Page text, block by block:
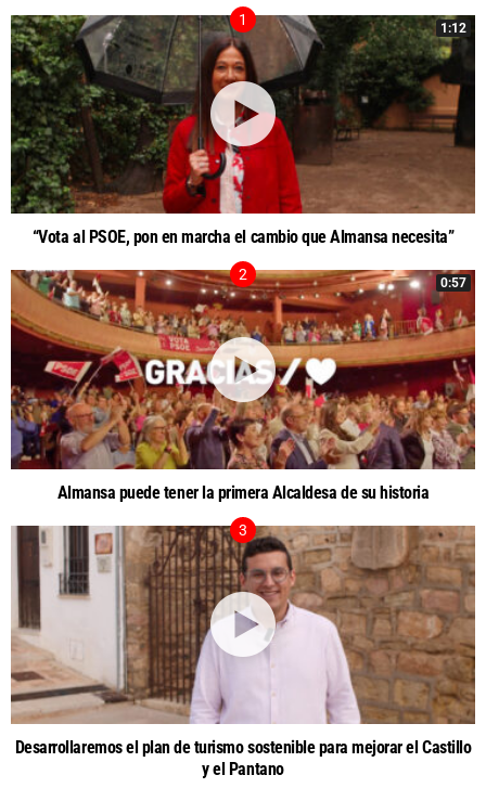
1:12
“Vota al PSOE, pon en marcha el cambio que Almansa necesita”
0:57
Almansa puede tener la primera Alcaldesa de su historia
Desarrollaremos el plan de turismo sostenible para mejorar el Castillo
y el Pantano